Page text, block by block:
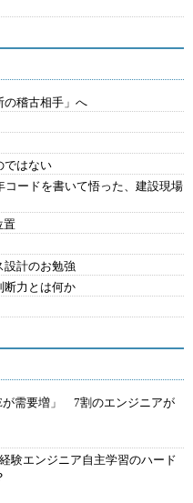
の稽古相手」へ
ではない
コードを書いて悟った、建設現場
置
設計のお勉強
断力とは何か
が需要増」 7割のエンジニアが
験エンジニア自主学習のハード